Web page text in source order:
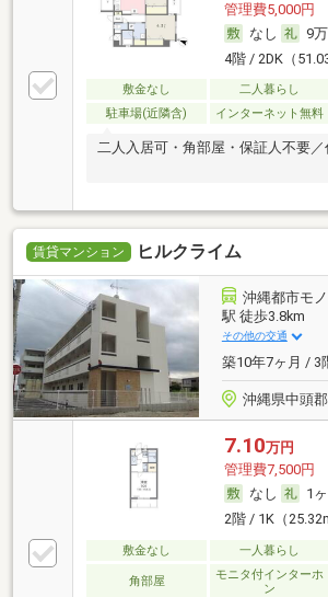
管理費5,000円
なし
9
4階 / 2DK（
敷金なし 二人暮らし
駐車場(近隣含)
インターネット無料
二人入居可・角部屋・保証人不要／
賃貸マンション ヒルクライム
沖縄都市モ
駅 徒歩3.8km
その他の交通
築10年7ヶ月 / 3
沖縄県中頭
7.10万円
管理費7,500円
なし
1
2階 / 1K（
敷金なし 一人暮らし
角部屋
モニタ付インターホ
ン